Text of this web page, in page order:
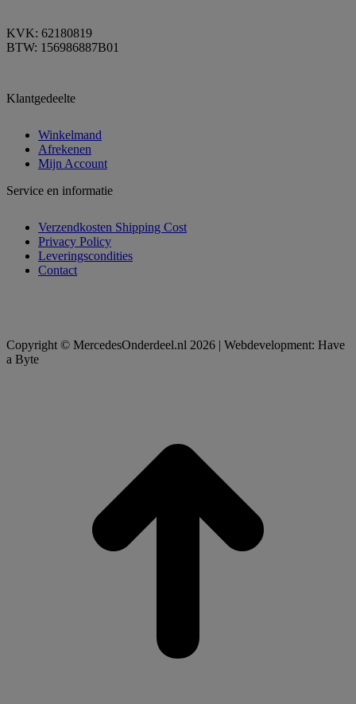
KVK: 62180819
BTW: 156986887B01
Klantgedeelte
Winkelmand
Afrekenen
Mijn Account
Service en informatie
Verzendkosten Shipping Cost
Privacy Policy
Leveringscondities
Contact
Copyright © MercedesOnderdeel.nl 2026 | Webdevelopment: Have
a Byte